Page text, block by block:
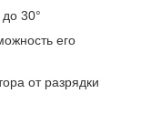
30°
его
от разрядки